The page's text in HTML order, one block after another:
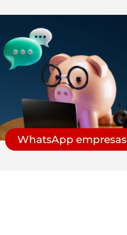
WhatsApp empresas